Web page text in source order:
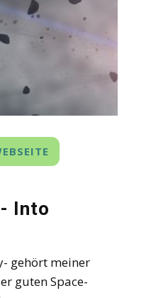
Into
gehört meiner
guten Space-